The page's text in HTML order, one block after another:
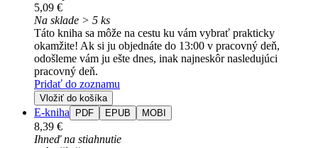
5,09 €
Na sklade > 5 ks
Táto kniha sa môže na cestu ku vám vybrať prakticky
okamžite! Ak si ju objednáte do 13:00 v pracovný deň,
odošleme vám ju ešte dnes, inak najneskôr nasledujúci
pracovný deň.
Pridať do zoznamu
Vložiť do košíka
E-kniha PDF EPUB MOBI
8,39 €
Ihneď na stiahnutie